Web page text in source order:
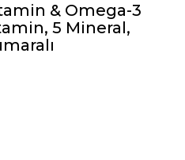
& Omega-3
5 Mineral,